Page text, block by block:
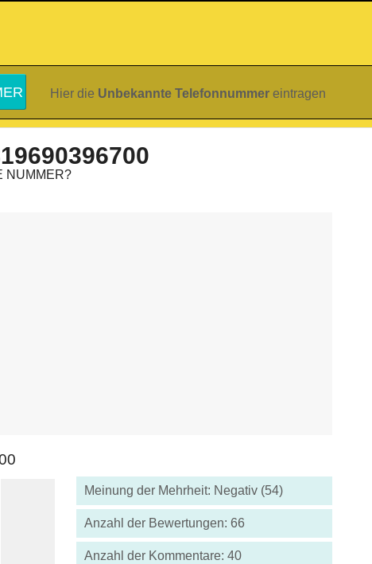
Hier die Unbekannte Telefonnummer eintragen
NUMMER?
Meinung der Mehrheit: Negativ (54)
Anzahl der Bewertungen: 66
Anzahl der Kommentare: 40